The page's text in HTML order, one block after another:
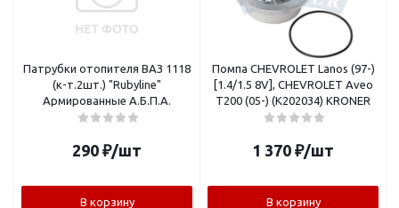
Патрубки отопителя ВАЗ 1118
(к-т.2шт.) "Rubyline"
Армированные А.Б.П.А.
290 ₽/шт
В корзину
Помпа CHEVROLET Lanos (97-)
[1.4/1.5 8V], CHEVROLET Aveo
T200 (05-) (K202034) KRONER
1 370 ₽/шт
В корзину